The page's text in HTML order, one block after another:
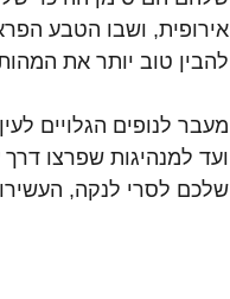
להבין טוב יותר את
מעבר לנופים הגלויים
ועד למנהיגות שפרצו
שלכם לסרי לנקה,